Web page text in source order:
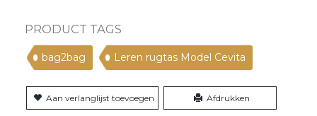
PRODUCT TAGS
bag2bag Leren rugtas Model Cevita
Aan verlanglijst toevoegen Afdrukken